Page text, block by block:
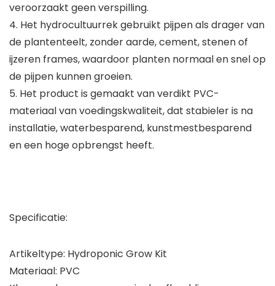
veroorzaakt geen verspilling.
4. Het hydrocultuurrek gebruikt pijpen als drager van
de plantenteelt, zonder aarde, cement, stenen of
ijzeren frames, waardoor planten normaal en snel op
de pijpen kunnen groeien.
5. Het product is gemaakt van verdikt PVC-
materiaal van voedingskwaliteit, dat stabieler is na
installatie, waterbesparend, kunstmestbesparend
en een hoge opbrengst heeft.
Specificatie:
Artikeltype: Hydroponic Grow Kit
Materiaal: PVC